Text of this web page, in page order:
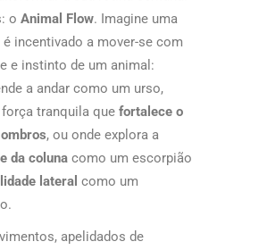
o Animal Flow. Imagine uma
é incentivado a mover-se com
e instinto de um animal:
a andar como um urso,
tranquila que fortalece o
, ou onde explora a
da coluna como um escorpião
lateral como um
apelidados de